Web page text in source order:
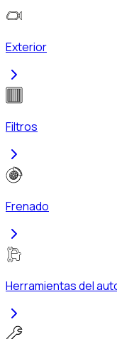
Exterior
Filtros
Frenado
Herramientas del